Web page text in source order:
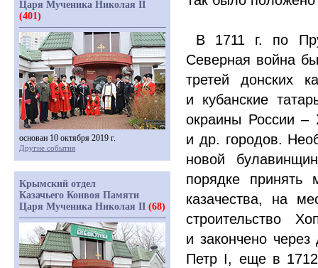
В 1711 г. по
Северная война
третей донских
и кубанские
окраины России –
и др. городов.
новой
порядке принять
казачества, на
строительство
и закончено
Петр I, еще в 1712
Царя Мученика Николая II
(401)
основан 10 октября 2019 г.
Другие события
Крымский отдел
Казачьего Конвоя Памяти
Царя Мученика Николая II (68)